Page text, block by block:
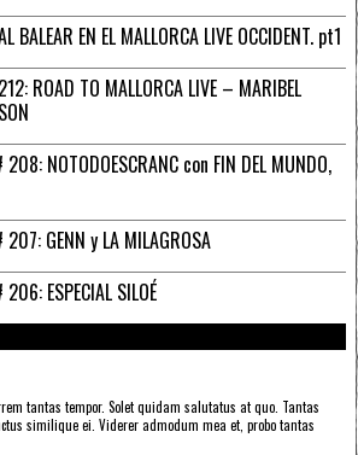
BALEAR EN EL MALLORCA LIVE OCCIDENT. pt1
ROAD TO MALLORCA LIVE – MARIBEL
208: NOTODOESCRANC con FIN DEL MUNDO,
207: GENN y LA MILAGROSA
ESPECIAL SILOÉ
tantas tempor. Solet quidam salutatus at quo. Tantas
similique ei. Viderer admodum mea et, probo tantas